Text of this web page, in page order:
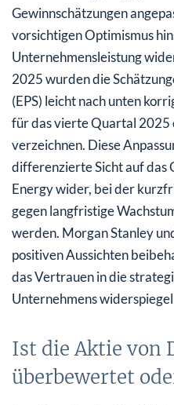
Gewinnschätzungen
vorsichtigen Optimismus
Unternehmensleistung
2025 wurden die
(EPS) leicht nach unten
für das vierte Quartal 2025
verzeichnen. Diese
differenzierte Sicht auf das
Energy wider, bei der
gegen langfristige
werden. Morgan Stanley
positiven Aussichten
das Vertrauen in die
Unternehmens
Ist die Aktie von
überbewertet